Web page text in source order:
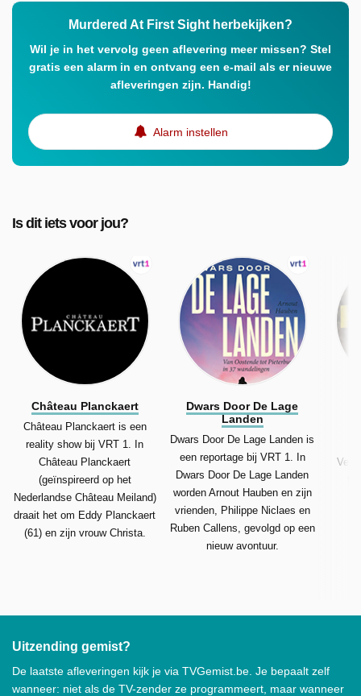
Murdered At First Sight herbekijken?
Wil je in het vervolg geen aflevering meer missen? Stel
gratis een alarm in en ontvang een e-mail als er nieuwe
afleveringen zijn. Handig!
Alarm instellen
Is dit iets voor jou?
Château Planckaert
Château Planckaert is een
reality show bij VRT 1. In
Château Planckaert
(geïnspireerd op het
Nederlandse Château Meiland)
draait het om Eddy Planckaert
(61) en zijn vrouw Christa.
Dwars Door De Lage
Landen
Dwars Door De Lage Landen is
een reportage bij VRT 1. In
Dwars Door De Lage Landen
worden Arnout Hauben en zijn
vrienden, Philippe Niclaes en
Ruben Callens, gevolgd op een
nieuw avontuur.
Uitzending gemist?
De laatste afleveringen kijk je via TVGemist.be. Je bepaalt zelf
wanneer: niet als de TV-zender ze programmeert, maar wanneer